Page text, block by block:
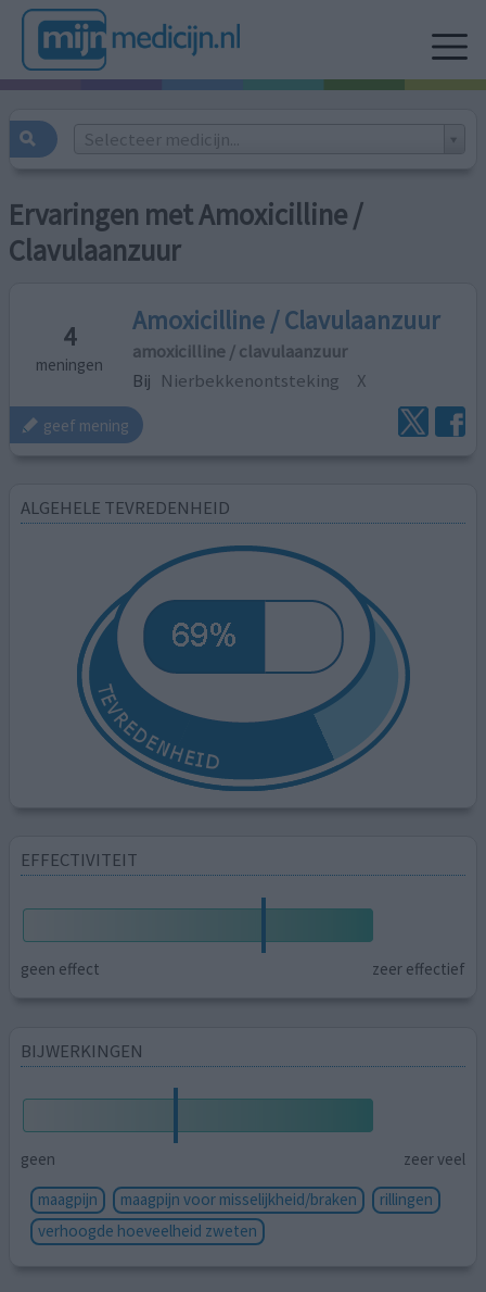
Selecteer medicijn...
Ervaringen met Amoxicilline /
Clavulaanzuur
4
meningen
Amoxicilline / Clavulaanzuur
amoxicilline / clavulaanzuur
Bij Nierbekkenontsteking X
geef mening
ALGEHELE TEVREDENHEID
EFFECTIVITEIT
geen effect zeer effectief
BIJWERKINGEN
geen
zeer veel
maagpijn
maagpijn voor misselijkheid/braken
rillingen
verhoogde hoeveelheid zweten